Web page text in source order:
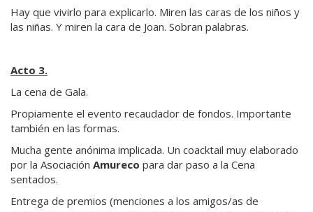
Hay que vivirlo para explicarlo. Miren las caras de los niños y
las niñas. Y miren la cara de Joan. Sobran palabras.
Acto 3.
La cena de Gala.
Propiamente el evento recaudador de fondos. Importante
también en las formas.
Mucha gente anónima implicada. Un coacktail muy elaborado
por la Asociación Amureco para dar paso a la Cena
sentados.
Entrega de premios (menciones a los amigos/as de